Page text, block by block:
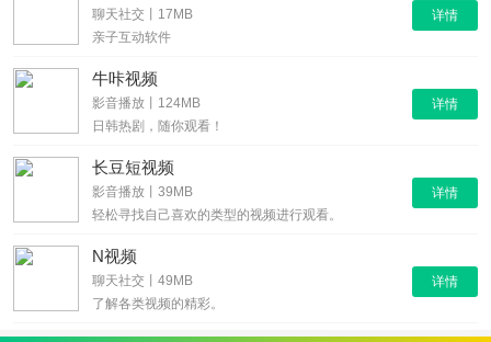
详情
聊天社交丨17MB
亲子互动软件
详情
牛咔视频
影音播放丨124MB
日韩热剧，随你观看！
详情
长豆短视频
影音播放丨39MB
轻松寻找自己喜欢的类型的视频进行观看。
详情
N视频
聊天社交丨49MB
了解各类视频的精彩。